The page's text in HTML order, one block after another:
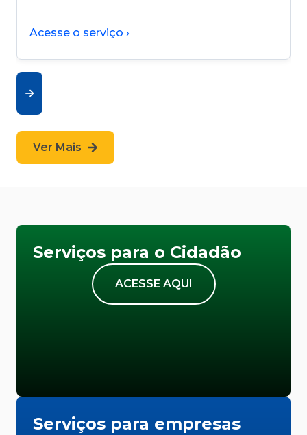
Acesse o serviço ›
Ver Mais
Serviços para o Cidadão
ACESSE AQUI
Serviços para empresas